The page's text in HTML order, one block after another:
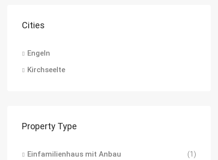
Cities
Engeln
Kirchseelte
Property Type
Einfamilienhaus mit Anbau
(1)